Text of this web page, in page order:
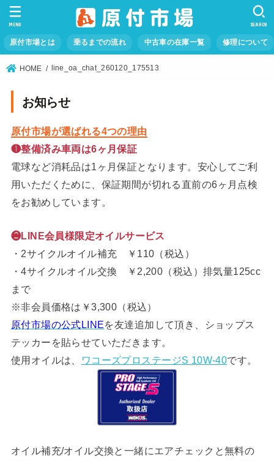
原付市場とは 乗るまでの流れ 中古車の在庫一覧 修理について
SEARCH
MENU
HOME line_oa_chat_260120_175513
お知らせ
原付市場が選ばれる4つの理由
❶整備済み車両は6ヶ月保証
電球など消耗品は1ヶ月保証となります。安心してご利
用いただくために、保証期間が切れる直前の6ヶ月点検
をお勧めしています。
❷LINE会員様限定オイルサービス
・2サイクルオイル補充 ￥110（税込）
・4サイクルオイル交換 ￥2,200（税込）排気量125cc
まで
※非会員価格は￥3,300（税込）
原付市場の公式LINEを友達追加して頂き、ショップス
テッカーを貼らせていただきます。
使用オイルは、
ワコーズプロステージS 10W-40です。
オイル補充/オイル交換と一緒にエアチェックと無料の